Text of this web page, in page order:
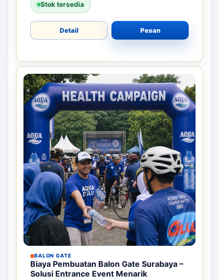
Stok tersedia
Detail Pesan
BALON GATE
Biaya Pembuatan Balon Gate Surabaya –
Solusi Entrance Event Menarik